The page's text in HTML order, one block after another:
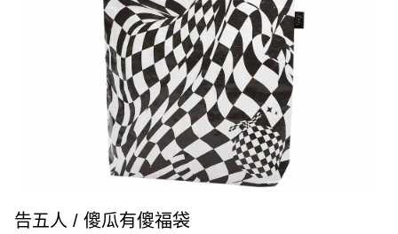
告五人 / 傻瓜有傻福袋